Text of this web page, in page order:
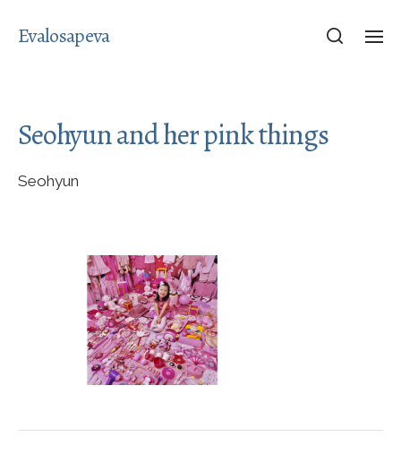
Evalosapeva
Seohyun and her pink things
Seohyun